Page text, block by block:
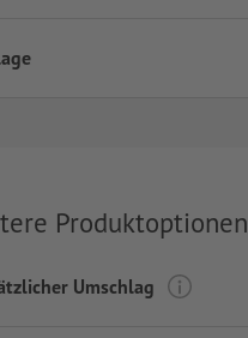
Produktoptionen
Umschlag